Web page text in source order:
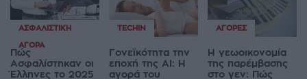
ΑΣΦΑΛΙΣΤΙΚΉ
ΑΓΟΡΆ
Πώς
Ασφαλίστηκαν οι
Έλληνες το 2025
TECHIN
Γονεϊκότητα την
εποχή της AI: Η
αγορά του
ΑΓΟΡΈΣ
Η γεωοικονομία
της παρέμβασης
στο γεν: Πώς